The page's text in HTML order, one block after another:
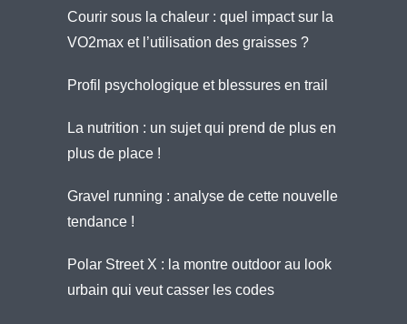
Courir sous la chaleur : quel impact sur la
VO2max et l’utilisation des graisses ?
Profil psychologique et blessures en trail
La nutrition : un sujet qui prend de plus en
plus de place !
Gravel running : analyse de cette nouvelle
tendance !
Polar Street X : la montre outdoor au look
urbain qui veut casser les codes